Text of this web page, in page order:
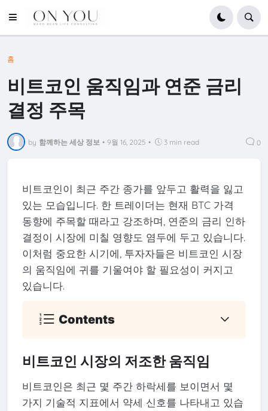
홈
비트코인 움직임과 연준 금리
결정 주목
by 함께하는 세상 정보 • 9월 16, 2025 • 3 min read 0
비트코인이 최근 주간 종가를 앞두고 활력을 잃고
있는 모습입니다. 한 트레이더는 현재 BTC 가격
동향에 주목할 때라고 강조하며, 연준의 금리 인하
결정이 시장에 미칠 영향도 염두에 두고 있습니다.
이처럼 중요한 시기에, 투자자들은 비트코인 시장
의 움직임에 귀를 기울여야 할 필요성이 커지고
있습니다.
Contents
비트코인 시장의 저조한 움직임
비트코인은 최근 몇 주간 하락세를 보이면서 몇
가지 기술적 지표에서 약세 신호를 나타내고 있습